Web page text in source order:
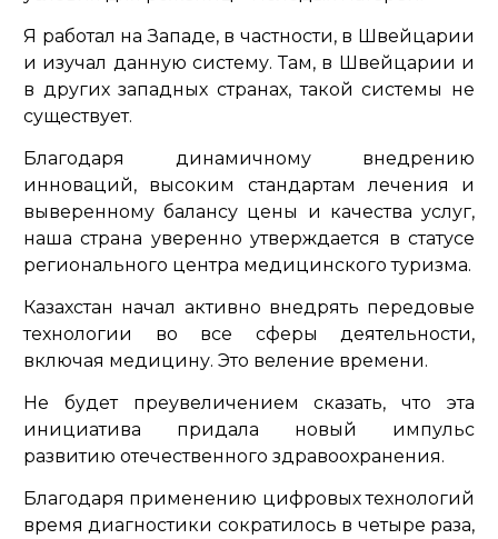
Я работал на Западе, в частности, в Швейцарии
и изучал данную систему. Там, в Швейцарии и
в других западных странах, такой системы не
существует.
Благодаря динамичному внедрению
инноваций, высоким стандартам лечения и
выверенному балансу цены и качества услуг,
наша страна уверенно утверждается в статусе
регионального центра медицинского туризма.
Казахстан начал активно внедрять передовые
технологии во все сферы деятельности,
включая медицину. Это веление времени.
Не будет преувеличением сказать, что эта
инициатива придала новый импульс
развитию отечественного здравоохранения.
Благодаря применению цифровых технологий
время диагностики сократилось в четыре раза,